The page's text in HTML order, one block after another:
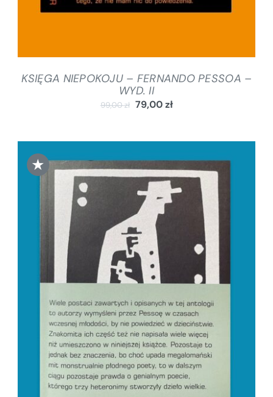
KSIĘGA NIEPOKOJU – FERNANDO PESSOA –
WYD. II
99,00zł 79,00zł
★